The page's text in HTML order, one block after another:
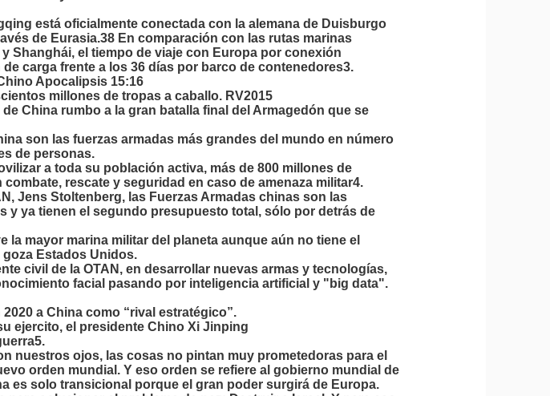
está oficialmente conectada con la alemana de Duisburgo
de Eurasia.38 En comparación con las rutas marinas
Shanghái, el tiempo de viaje con Europa por conexión
carga frente a los 36 días por barco de contenedores3.
Apocalipsis 15:16
millones de tropas a caballo. RV2015
China rumbo a la gran batalla final del Armagedón que se
son las fuerzas armadas más grandes del mundo en número
de personas.
a toda su población activa, más de 800 millones de
rescate y seguridad en caso de amenaza militar4.
Jens Stoltenberg, las Fuerzas Armadas chinas son las
y ya tienen el segundo presupuesto total, sólo por detrás de
la mayor marina militar del planeta aunque aún no tiene el
Estados Unidos.
civil de la OTAN, en desarrollar nuevas armas y tecnologías,
facial pasando por inteligencia artificial y "big data".
a China como “rival estratégico”.
ejercito, el presidente Chino Xi Jinping
nuestros ojos, las cosas no pintan muy prometedoras para el
orden mundial. Y eso orden se refiere al gobierno mundial de
es solo transicional porque el gran poder surgirá de Europa.